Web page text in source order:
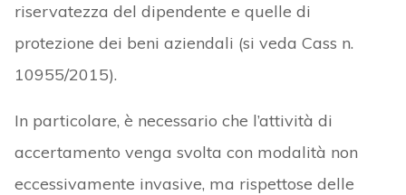
riservatezza del dipendente e quelle di
protezione dei beni aziendali (si veda Cass n.
10955/2015).
In particolare, è necessario che l’attività di
accertamento venga svolta con modalità non
eccessivamente invasive, ma rispettose delle